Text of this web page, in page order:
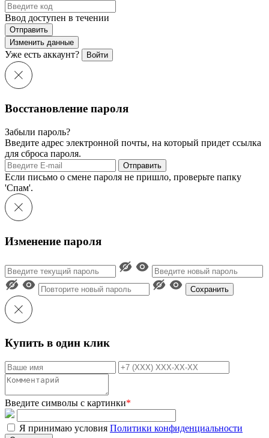
Ввод доступен в течении
Отправить
Изменить данные
Уже есть аккаунт? Войти
Восстановление пароля
Забыли пароль?
Введите адрес электронной почты, на который придет ссылка
для сброса пароля.
Отправить
Если письмо о смене пароля не пришло, проверьте папку
'Спам'.
Изменение пароля
Сохранить
Купить в один клик
Введите символы с картинки*
Я принимаю условия Политики конфиденциальности